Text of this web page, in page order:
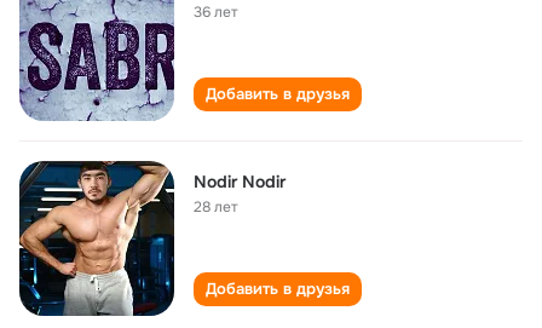
36 лет
Добавить в друзья
Nodir Nodir
28 лет
Добавить в друзья